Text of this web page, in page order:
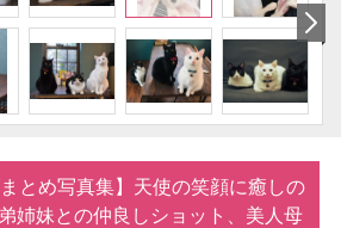
まとめ写真集】天使の笑顔に癒しの
姉妹との仲良しショット、美人母